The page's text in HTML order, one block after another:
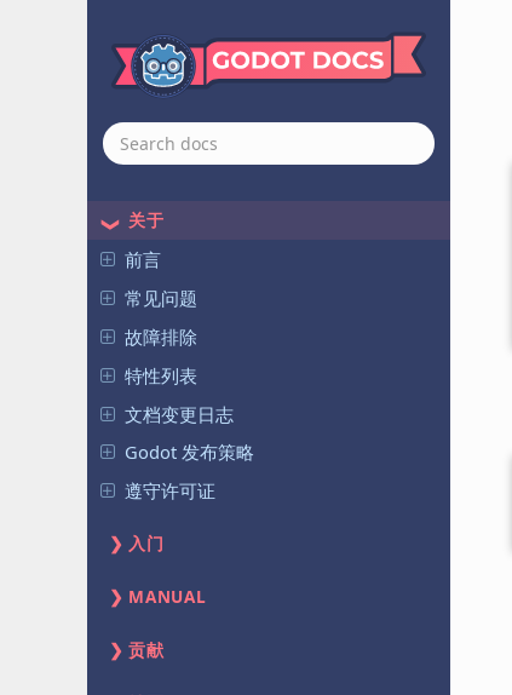
关于
前言
常见问题
故障排除
特性列表
文档变更日志
Godot 发布策略
遵守许可证
入门
MANUAL
贡献